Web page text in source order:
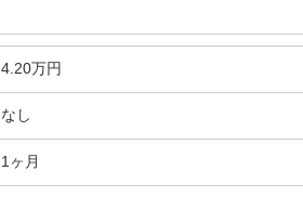
4.20万円
なし
1ヶ月